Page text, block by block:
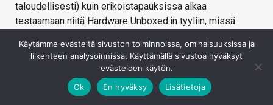
taloudellisesti) kuin erikoistapauksissa alkaa
testaamaan niitä Hardware Unboxed:in tyyliin, missä
kanssa kahdella eri resoluutiolla ja kolmella eri grafiikka-
Kolme kuustoista tuntista
päivää pelkästään pelitesteihin miehen mukaan… Tietty
moni päivittää prosessorin paljon harvemmin kuin
Käytämme evästeitä sivuston toiminnoissa, ominaisuuksissa ja
liikenteen analysoinnissa. Käyttämällä sivustoa hyväksyt
evästeiden käytön.
Ok
En hyväksy Lisätietoja